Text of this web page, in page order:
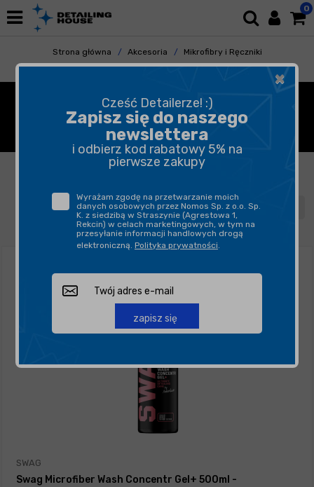
0
Strona główna Akcesoria
Mikrofibry i Ręczniki
Pranie Mikrofibr
ŚRODKI DO PRANIA
ŚCIERECZEK Z MIKROFIBRY
FILTROWANIE
1 2
SWAG
Swag Microfiber Wash Concentr Gel+ 500ml -
×
Cześć Detailerze! :)
Zapisz się do naszego
newslettera
i odbierz kod rabatowy 5% na
pierwsze zakupy
Wyrażam zgodę na przetwarzanie moich
danych osobowych przez Nomos Sp. z o.o. Sp.
K. z siedzibą w Straszynie (Agrestowa 1,
Rekcin) w celach marketingowych, w tym na
przesyłanie informacji handlowych drogą
elektroniczną. Polityka prywatności.
zapisz się